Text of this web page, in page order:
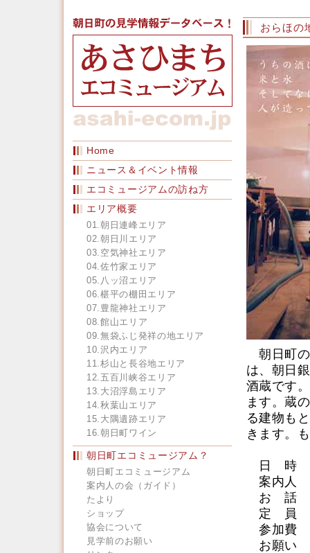
Home
ニュース＆イベント情報
エコミュージアムの訪ね方
エリア概要
01.朝日連峰エリア
02.朝日川エリア
03.空気神社エリア
04.佐竹家エリア
05.八ッ沼エリア
06.椹平の棚田エリア
07.豊龍神社エリア
08.館山エリア
09.無袋ふじ発祥の地エリア
10.沢内エリア
11.杉山と長谷地エリア
12.五百川峡谷エリア
13.大沼浮島エリア
14.秋葉山エリア
15.大隅遺跡エリア
16.朝日町ワイン
朝日町エコミュージアム？
朝日町エコミュージアム
案内人の会（ガイド）
たより
ショップ
協会について
見学前のお願い
おらほの
朝日町の
は、朝日
酒蔵です
ます。蔵
る建物も
きます。
日 時 2
案内人
お 話 田
定 員
参加費
お願い